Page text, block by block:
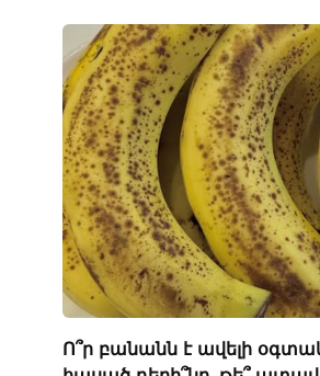
Ո՞ր բանանն է ավելի